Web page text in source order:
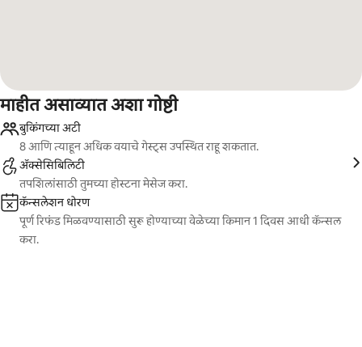
माहीत असाव्यात अशा गोष्टी
बुकिंगच्या अटी
8 आणि त्याहून अधिक वयाचे गेस्ट्स उपस्थित राहू शकतात.
ॲक्सेसिबिलिटी
तपशिलांसाठी तुमच्या होस्टना मेसेज करा.
कॅन्सलेशन धोरण
पूर्ण रिफंड मिळवण्यासाठी सुरू होण्याच्या वेळेच्या किमान 1 दिवस आधी कॅन्सल
करा.